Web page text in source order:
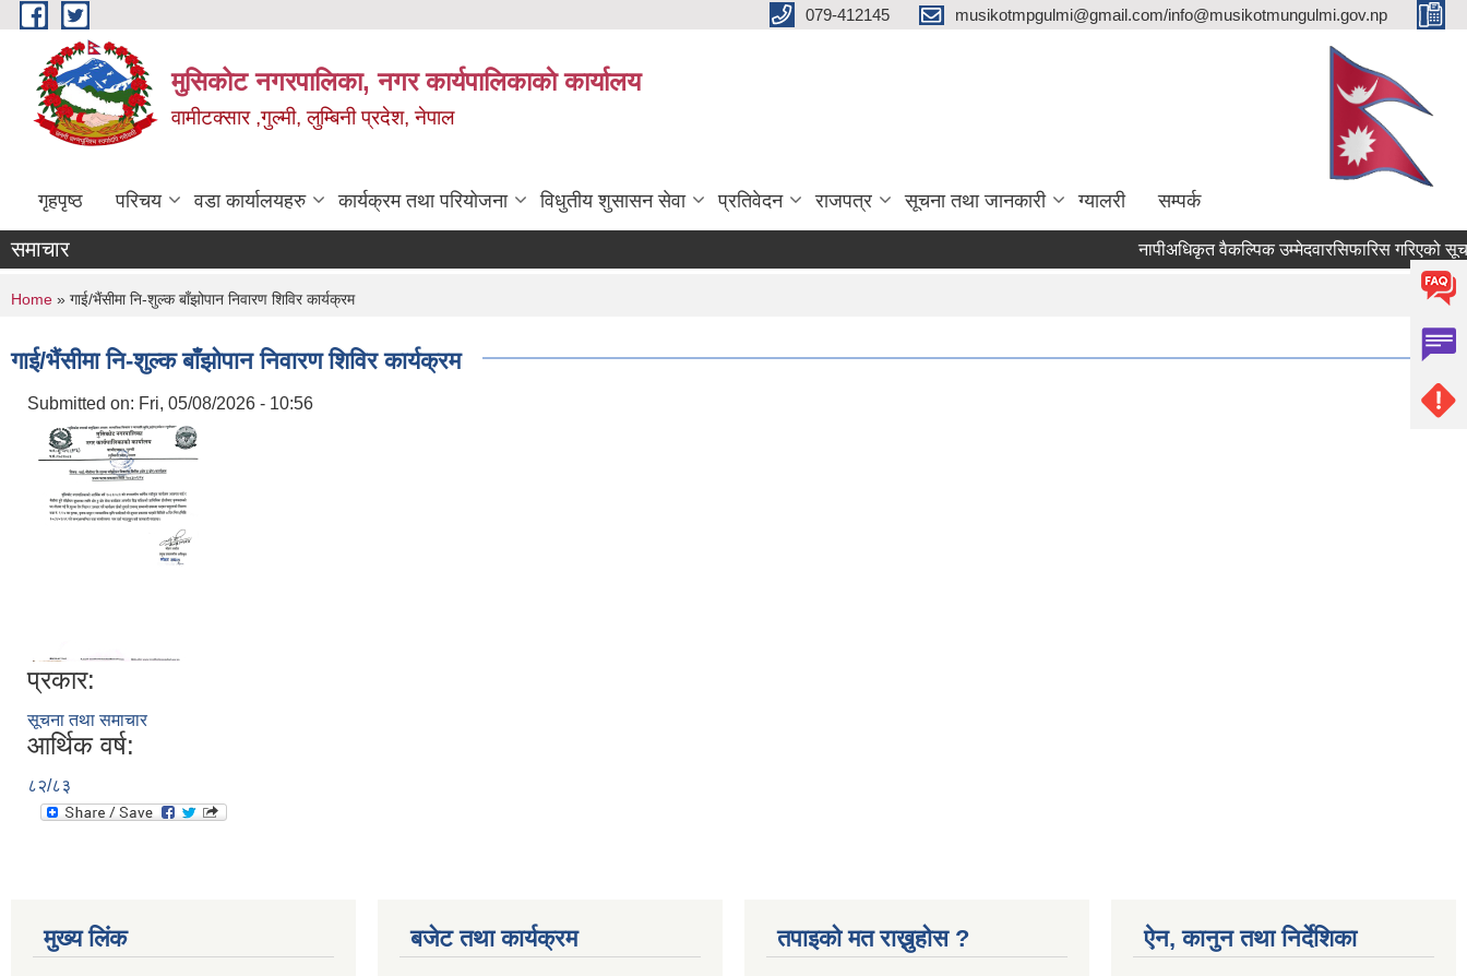
Skip to main content 079-412145 musikotmpgulmi@gmail.com/info@musikotmungulmi.gov.np
मुसिकोट नगरपालिका, नगर कार्यपालिकाकाे कार्यालय
वामीटक्सार ,गुल्मी, लुम्बिनी प्रदेश, नेपाल
गृहपृष्ठ परिचय वडा कार्यालयहरु कार्यक्रम तथा परियोजना विधुतीय शुसासन सेवा प्रतिवेदन राजपत्र सूचना तथा जानकारी ग्यालरी सम्पर्क
समाचार नापीअधिकृत वैकल्पिक उम्मेदवारसिफारिस गरिएको सूचना।
You are here
Home » गाई/भैंसीमा नि-शुल्क बाँझोपान निवारण शिविर कार्यक्रम
गाई/भैंसीमा नि-शुल्क बाँझोपान निवारण शिविर कार्यक्रम
Submitted on: Fri, 05/08/2026 - 10:56
प्रकार:
सूचना तथा समाचार
आर्थिक वर्ष:
८२/८३
मुख्य लिंक बजेट तथा कार्यक्रम तपाइको मत राख्नुहोस ? ऐन, कानुन तथा निर्देशिका